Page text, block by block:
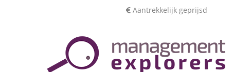
Aantrekkelijk geprijsd